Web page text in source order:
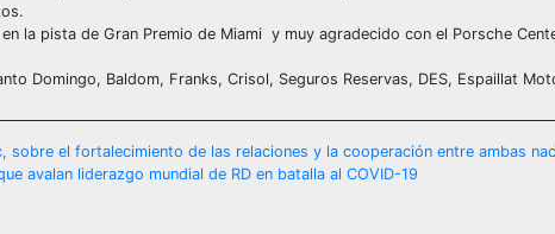
la pista de Gran Premio de Miami y muy agradecido con el Porsche
Domingo, Baldom, Franks, Crisol, Seguros Reservas, DES, Espaillat
el fortalecimiento de las relaciones y la cooperación entre ambas
avalan liderazgo mundial de RD en batalla al COVID-19